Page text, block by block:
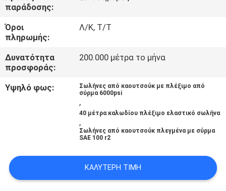
ΜΕ
ΕΙΔΉΣΕΙΣ
ΖΗΤΉΣΤΕ
ΈΝΑ
ΑΠΌΣΠΑΣΜΑ
PRIVACY
POLICY
παράδοσης:
Όροι
πληρωμής:
Λ/Κ, Τ/Τ
Δυνατότητα
προσφοράς:
200.000 μέτρα το μήνα
Υψηλό φως:
Σωλήνες από καουτσούκ με πλέξιμο από
σύρμα 6000psi
,
40 μέτρα καλωδίου πλέξιμο ελαστικό σωλήνα
,
Σωλήνες από καουτσούκ πλεγμένα με σύρμα
SAE 100 r2
ΚΑΛΎΤΕΡΗ ΤΙΜΉ